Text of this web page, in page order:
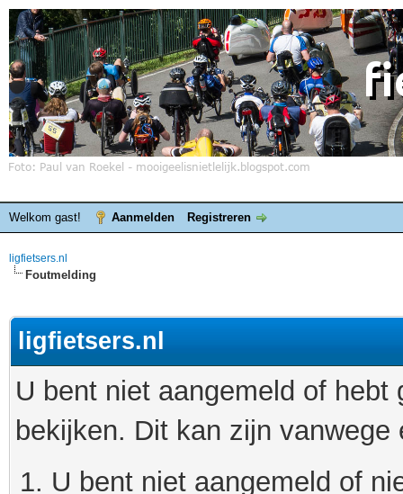
Welkom gast! Aanmelden Registreren
ligfietsers.nl
Foutmelding
ligfietsers.nl
U bent niet aangemeld of
bekijken. Dit kan zijn
U bent niet aangemeld of